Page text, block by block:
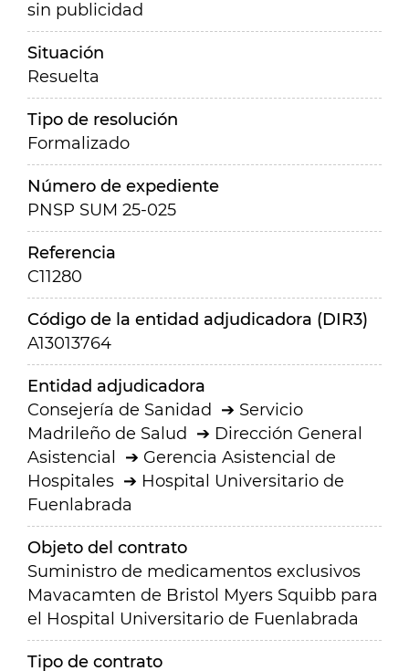
sin publicidad
Situación
Resuelta
Tipo de resolución
Formalizado
Número de expediente
PNSP SUM 25-025
Referencia
C11280
Código de la entidad adjudicadora (DIR3)
A13013764
Entidad adjudicadora
Consejería de Sanidad
Servicio
Madrileño de Salud
Dirección General
Asistencial
Gerencia Asistencial de
Hospitales
Hospital Universitario de
Fuenlabrada
Objeto del contrato
Suministro de medicamentos exclusivos
Mavacamten de Bristol Myers Squibb para
el Hospital Universitario de Fuenlabrada
Tipo de contrato